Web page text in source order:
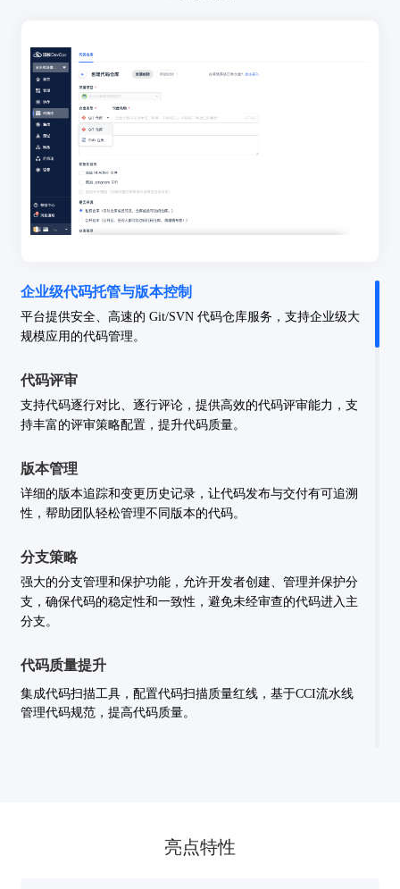
企业级代码托管与版本控制
平台提供安全、高速的 Git/SVN 代码仓库服务，支持企业级大
规模应用的代码管理。
代码评审
支持代码逐行对比、逐行评论，提供高效的代码评审能力，支
持丰富的评审策略配置，提升代码质量。
版本管理
详细的版本追踪和变更历史记录，让代码发布与交付有可追溯
性，帮助团队轻松管理不同版本的代码。
分支策略
强大的分支管理和保护功能，允许开发者创建、管理并保护分
支，确保代码的稳定性和一致性，避免未经审查的代码进入主
分支。
代码质量提升
集成代码扫描工具，配置代码扫描质量红线，基于CCI流水线
管理代码规范，提高代码质量。
亮点特性